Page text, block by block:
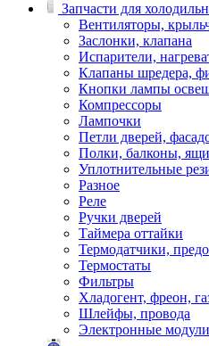
Запчасти для
Вентиляторы,
Заслонки, клапана
Испарители,
Клапаны шредера,
Кнопки лампы
Компрессоры
Лампочки
Петли дверей,
Полки, балконы,
Уплотнительные
Разное
Реле
Ручки дверей
Таймера оттайки
Термодатчики,
Термостаты
Фильтры
Хладогент, фреон,
Шлейфы, провода
Электронные модули